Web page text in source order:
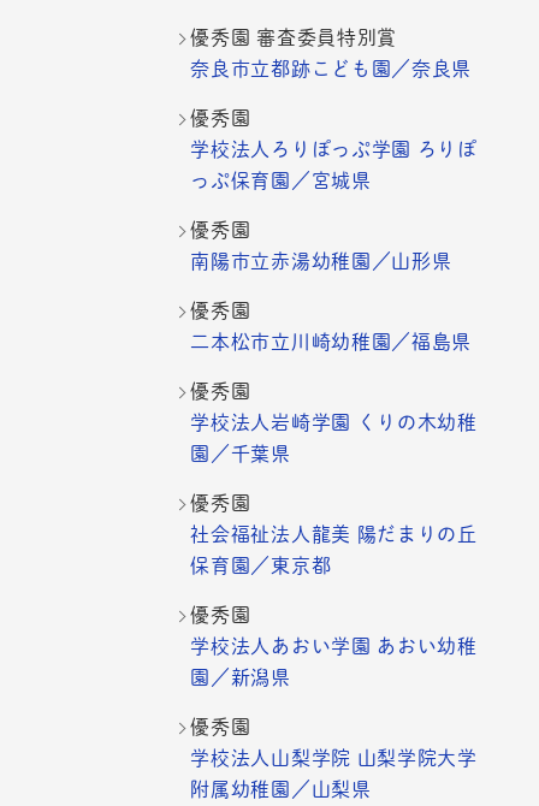
優秀園 審査委員特別賞
奈良市立都跡こども園／奈良県
優秀園
学校法人ろりぽっぷ学園 ろりぽ
っぷ保育園／宮城県
優秀園
南陽市立赤湯幼稚園／山形県
優秀園
二本松市立川崎幼稚園／福島県
優秀園
学校法人岩崎学園 くりの木幼稚
園／千葉県
優秀園
社会福祉法人龍美 陽だまりの丘
保育園／東京都
優秀園
学校法人あおい学園 あおい幼稚
園／新潟県
優秀園
学校法人山梨学院 山梨学院大学
附属幼稚園／山梨県